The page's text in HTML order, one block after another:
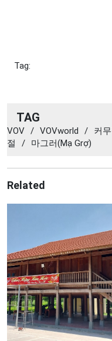
Tag:
TAG
VOV / VOVworld /
커
절
/ 마그러(Mạ Grợ)
Related